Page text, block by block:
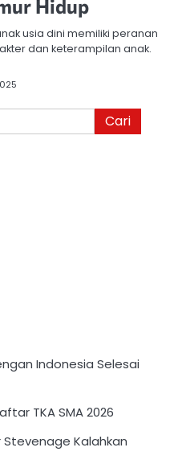
Hidup
usia dini memiliki peranan
dan keterampilan anak.
Indonesia Selesai
TKA SMA 2026
Stevenage Kalahkan